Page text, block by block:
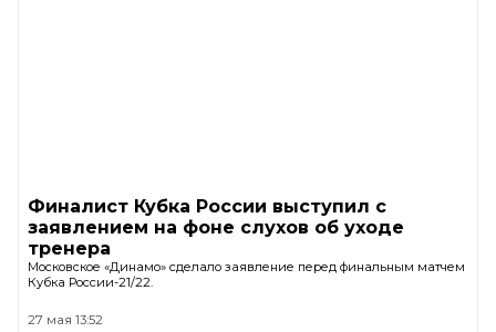
Финалист Кубка России выступил с
заявлением на фоне слухов об уходе
тренера
Московское «Динамо» сделало заявление перед финальным матчем
Кубка России-21/22.
27 мая 13:52